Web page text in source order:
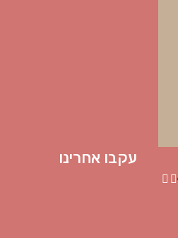
עקבו אחרינו